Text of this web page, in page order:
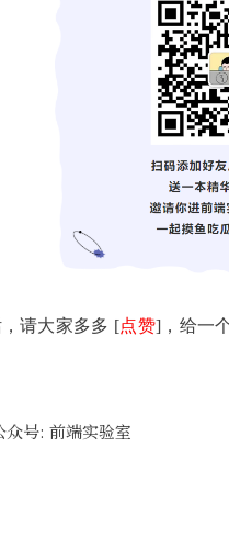
请大家多多 [点赞]，给一
号: 前端实验室